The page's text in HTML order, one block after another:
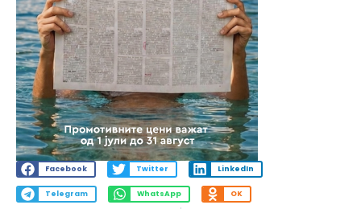
Facebook Twitter LinkedIn
Telegram WhatsApp OK